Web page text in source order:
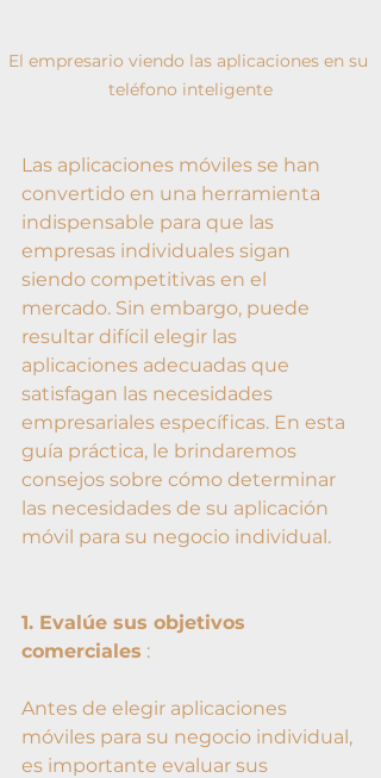
El empresario viendo las aplicaciones en su
teléfono inteligente
Las aplicaciones móviles se han
convertido en una herramienta
indispensable para que las
empresas individuales sigan
siendo competitivas en el
mercado. Sin embargo, puede
resultar difícil elegir las
aplicaciones adecuadas que
satisfagan las necesidades
empresariales específicas. En esta
guía práctica, le brindaremos
consejos sobre cómo determinar
las necesidades de su aplicación
móvil para su negocio individual.
1. Evalúe sus objetivos
comerciales :
Antes de elegir aplicaciones
móviles para su negocio individual,
es importante evaluar sus